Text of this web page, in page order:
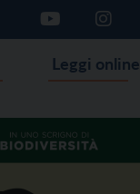
Leggi online